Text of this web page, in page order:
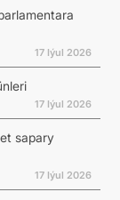
17 Iýul 2026
17 Iýul 2026
sapary
17 Iýul 2026